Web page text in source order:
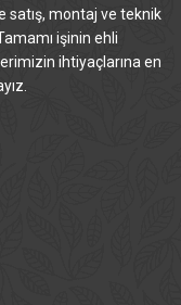
satış, montaj ve teknik
işinin ehli
ihtiyaçlarına en